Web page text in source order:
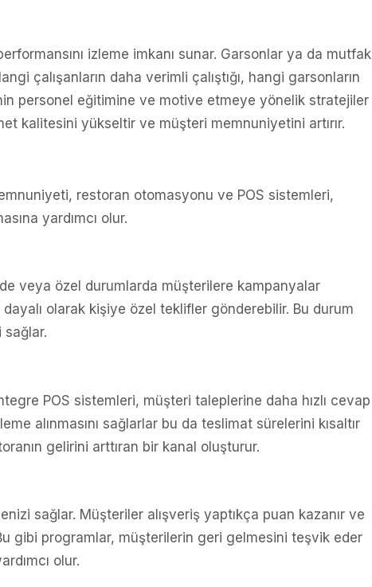
izleme imkanı sunar. Garsonlar ya da mutfak
çalışanların daha verimli çalıştığı, hangi garsonların
personel eğitimine ve motive etmeye yönelik stratejiler
kalitesini yükseltir ve müşteri memnuniyetini artırır.
restoran otomasyonu ve POS sistemleri,
yardımcı olur.
veya özel durumlarda müşterilere kampanyalar
olarak kişiye özel teklifler gönderebilir. Bu durum
sağlar.
POS sistemleri, müşteri taleplerine daha hızlı cevap
alınmasını sağlarlar bu da teslimat sürelerini kısaltır
gelirini arttıran bir kanal oluşturur.
sağlar. Müşteriler alışveriş yaptıkça puan kazanır ve
gibi programlar, müşterilerin geri gelmesini teşvik eder
olur.